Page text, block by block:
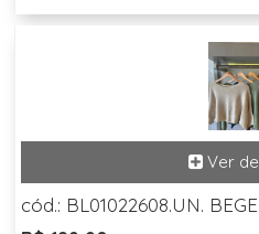
cód.: BL01022608.UN.